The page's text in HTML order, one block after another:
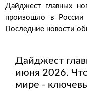
Дайджест главных
произошло в
Последние новости
Дайджест
июня 2026.
мире -